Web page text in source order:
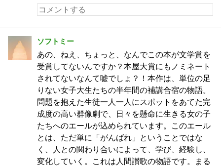
ソフトミー
あの、ねえ、ちょっと、なんでこの本が文学賞を
受賞してないんですか？本屋大賞にもノミネート
されてないなんて嘘でしょ？！本作は、単位の足
りない女子大生たちの半年間の補講合宿の物語。
問題を抱えた生徒一人一人にスポットをあてた完
成度の高い群像劇で、日々を懸命に生きる女の子
たちへのエールが込められています。このエール
とは、ただ単に「がんばれ」ということではな
く、人との関わり合いによって、学び、経験し、
変化していく。これは人間讃歌の物語です。まる